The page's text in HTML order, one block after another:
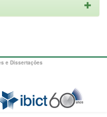
e Dissertações